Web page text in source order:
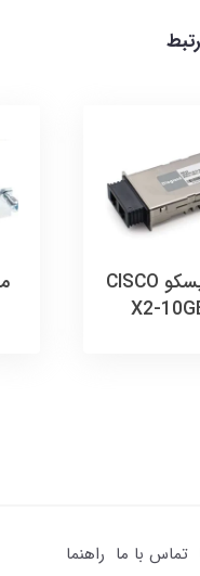
ماژول سیسکو CISCO
X2-
تماس با ما راهنما